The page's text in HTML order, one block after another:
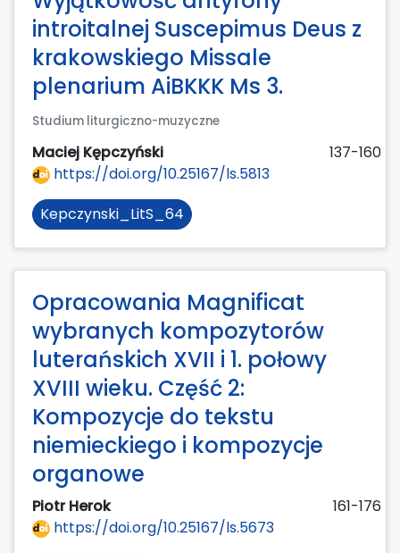
introitalnej Suscepimus Deus z
krakowskiego Missale
plenarium AiBKKK Ms 3.
Studium liturgiczno-muzyczne
Maciej Kępczyński
137-160
https://doi.org/10.25167/ls.5813
Kepczynski_LitS_64
Opracowania Magnificat
wybranych kompozytorów
luterańskich XVII i 1. połowy
XVIII wieku. Część 2:
Kompozycje do tekstu
niemieckiego i kompozycje
organowe
Piotr Herok
161-176
https://doi.org/10.25167/ls.5673